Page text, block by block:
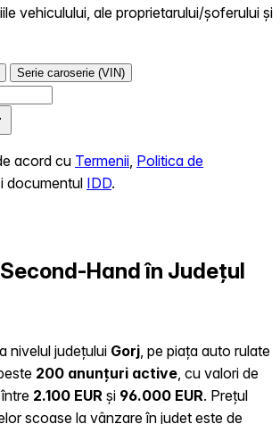
vehiculului, ale proprietarului/șoferului și
Serie caroserie (VIN)
acord cu Termenii Politica de
documentul IDD.
Hand în Județul
nivelul județului Gorj , pe piața auto rulate
200 anunțuri active , cu valori de
2.100 EUR și 96.000 EUR. Prețul
scoase la vânzare în județ este de